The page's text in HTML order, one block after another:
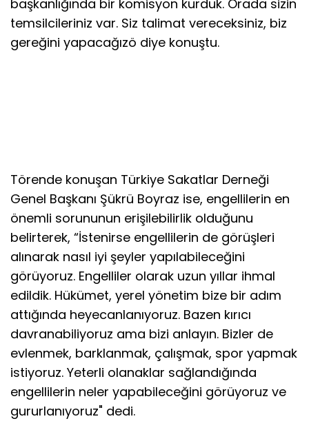
başkanlığında bir komisyon kurduk. Orada sizin
temsilcileriniz var. Siz talimat vereceksiniz, biz
gereğini yapacağızö diye konuştu.
Törende konuşan Türkiye Sakatlar Derneği
Genel Başkanı Şükrü Boyraz ise, engellilerin en
önemli sorununun erişilebilirlik olduğunu
belirterek, “İstenirse engellilerin de görüşleri
alınarak nasıl iyi şeyler yapılabileceğini
görüyoruz. Engelliler olarak uzun yıllar ihmal
edildik. Hükümet, yerel yönetim bize bir adım
attığında heyecanlanıyoruz. Bazen kırıcı
davranabiliyoruz ama bizi anlayın. Bizler de
evlenmek, barklanmak, çalışmak, spor yapmak
istiyoruz. Yeterli olanaklar sağlandığında
engellilerin neler yapabileceğini görüyoruz ve
gururlanıyoruz" dedi.